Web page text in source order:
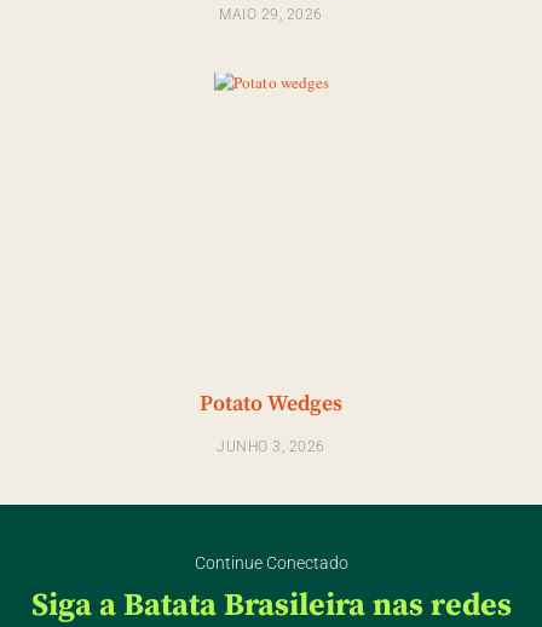
MAIO 29, 2026
Potato Wedges
JUNHO 3, 2026
Continue Conectado
Siga a Batata Brasileira nas redes